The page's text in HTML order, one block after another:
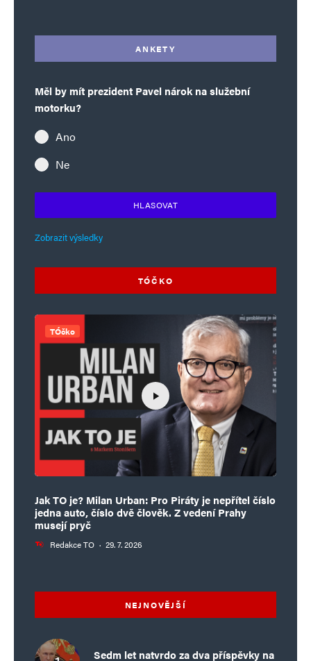
ANKETY
Měl by mít prezident Pavel nárok na služební
motorku?
Ano
Ne
HLASOVAT
Zobrazit výsledky
TÓČKO
TÓčko
Jak TO je? Milan Urban: Pro Piráty je nepřítel číslo
jedna auto, číslo dvě člověk. Z vedení Prahy
musejí pryč
Redakce TO · 29. 7. 2026
NEJNOVĚJŠÍ
Sedm let natvrdo za dva příspěvky na